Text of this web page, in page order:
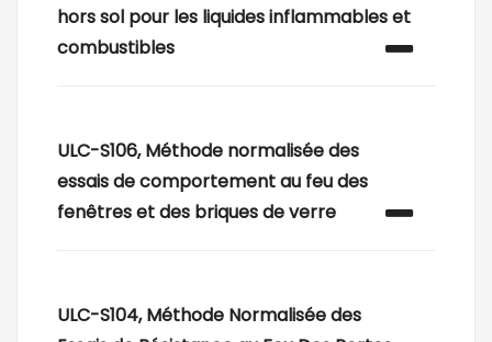
hors sol pour les liquides inflammables et
combustibles
ULC-S106, Méthode normalisée des
essais de comportement au feu des
fenêtres et des briques de verre
ULC-S104, Méthode Normalisée des